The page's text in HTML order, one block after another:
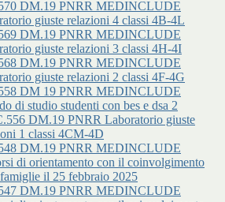
DM.19 PNRR MEDINCLUDE
giuste relazioni 4 classi 4B-4L
DM.19 PNRR MEDINCLUDE
giuste relazioni 3 classi 4H-4I
DM.19 PNRR MEDINCLUDE
giuste relazioni 2 classi 4F-4G
DM 19 PNRR MEDINCLUDE
di studio studenti con bes e dsa 2
DM.19 PNRR Laboratorio giuste
1 classi 4CM-4D
DM.19 PNRR MEDINCLUDE
di orientamento con il coinvolgimento
il 25 febbraio 2025
DM.19 PNRR MEDINCLUDE